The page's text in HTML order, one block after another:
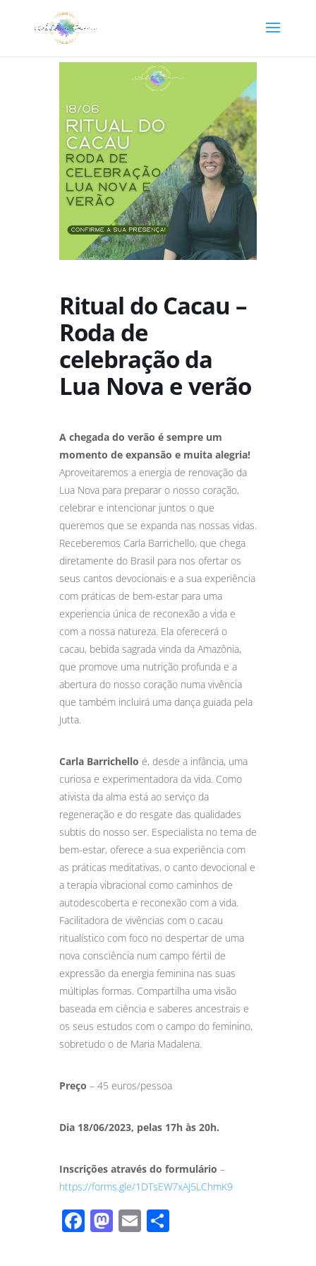
Ritual do Cacau –
Roda de
celebração da
Lua Nova e verão
A chegada do verão é sempre um
momento de expansão e muita alegria!
Aproveitaremos a energia de renovação da
Lua Nova para preparar o nosso coração,
celebrar e intencionar juntos o que
queremos que se expanda nas nossas vidas.
Receberemos Carla Barrichello, que chega
diretamente do Brasil para nos ofertar os
seus cantos devocionais e a sua experiência
com práticas de bem-estar para uma
experiencia única de reconexão a vida e
com a nossa natureza. Ela oferecerá o
cacau, bebida sagrada vinda da Amazônia,
que promove uma nutrição profunda e a
abertura do nosso coração numa vivência
que também incluirá uma dança guiada pela
Jutta.
Carla Barrichello é, desde a infância, uma
curiosa e experimentadora da vida. Como
ativista da alma está ao serviço da
regeneração e do resgate das qualidades
subtis do nosso ser. Especialista no tema de
bem-estar, oferece a sua experiência com
as práticas meditativas, o canto devocional e
a terapia vibracional como caminhos de
autodescoberta e reconexão com a vida.
Facilitadora de vivências com o cacau
ritualístico com foco no despertar de uma
nova consciência num campo fértil de
expressão da energia feminina nas suas
múltiplas formas. Compartilha uma visão
baseada em ciência e saberes ancestrais e
os seus estudos com o campo do feminino,
sobretudo o de Maria Madalena.
Preço – 45 euros/pessoa
Dia 18/06/2023, pelas 17h às 20h.
Inscrições através do formulário –
https://forms.gle/1DTsEW7xAJ5LChmK9
Facebook
Mastodon
Email